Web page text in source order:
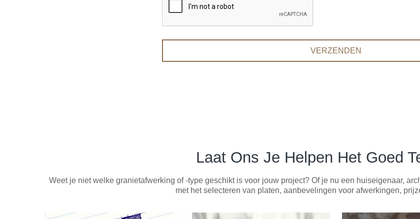
VERZENDEN
Laat Ons Je Helpen Het Goed
Weet je niet welke granietafwerking of -type geschikt is voor jouw project? Of je nu een huiseigenaar,
met het selecteren van platen, aanbevelingen voor afwerkingen,